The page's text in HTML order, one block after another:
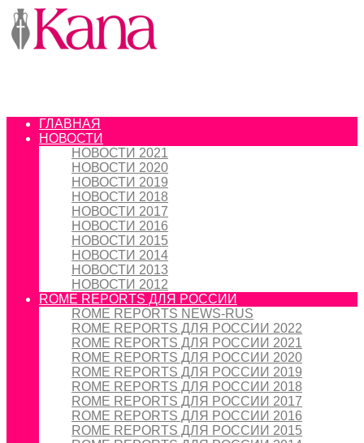
ГЛАВНАЯ
НОВОСТИ
НОВОСТИ 2021
НОВОСТИ 2020
НОВОСТИ 2019
НОВОСТИ 2018
НОВОСТИ 2017
НОВОСТИ 2016
НОВОСТИ 2015
НОВОСТИ 2014
НОВОСТИ 2013
НОВОСТИ 2012
ROME REPORTS ДЛЯ РОССИИ
ROME REPORTS NEWS-RUS
ROME REPORTS ДЛЯ РОССИИ 2022
ROME REPORTS ДЛЯ РОССИИ 2021
ROME REPORTS ДЛЯ РОССИИ 2020
ROME REPORTS ДЛЯ РОССИИ 2019
ROME REPORTS ДЛЯ РОССИИ 2018
ROME REPORTS ДЛЯ РОССИИ 2017
ROME REPORTS ДЛЯ РОССИИ 2016
ROME REPORTS ДЛЯ РОССИИ 2015